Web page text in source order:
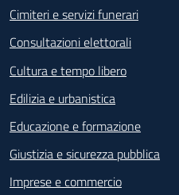
Cimiteri e servizi funerari
Consultazioni elettorali
Cultura e tempo libero
Edilizia e urbanistica
Educazione e formazione
Giustizia e sicurezza pubblica
Imprese e commercio